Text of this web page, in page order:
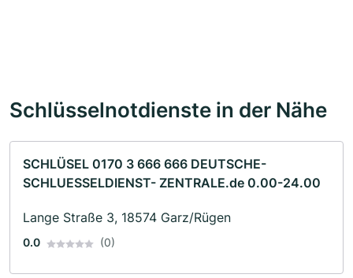
Schlüsselnotdienste in der Nähe
SCHLÜSEL 0170 3 666 666 DEUTSCHE-
SCHLUESSELDIENST- ZENTRALE.de 0.00-24.00
Lange Straße 3, 18574 Garz/Rügen
0.0 (0)